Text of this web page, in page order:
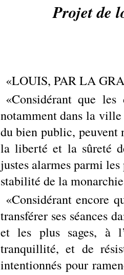
Projet de
«LOUIS, PAR LA
«Considérant que
notamment dans la ville
du bien public, peuvent
la liberté et la sûreté
justes alarmes parmi
stabilité de la
«Considérant encore
transférer ses séances
et les plus sages, à
tranquillité, et de
intentionnés pour